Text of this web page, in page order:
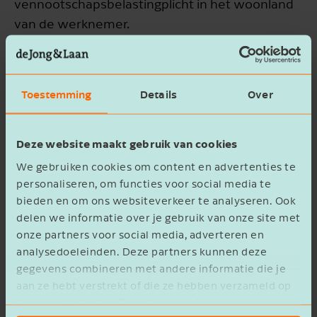
Toestemming Details Over
Deze website maakt gebruik van cookies
We gebruiken cookies om content en advertenties te
personaliseren, om functies voor social media te
bieden en om ons websiteverkeer te analyseren. Ook
delen we informatie over je gebruik van onze site met
onze partners voor social media, adverteren en
analysedoeleinden. Deze partners kunnen deze
gegevens combineren met andere informatie die je
aan ze hebt verstrekt of die ze hebben verzameld op
basis van het gebruik van hun services.
vennootschapsbelastingplicht in het woonland
van de werknemer.
Met deze afspraken sluiten de afspraken voor de
sociale zekerheid en de belastingheffing op
elkaar aan voor werknemers die wonen in
België en werken in Nederland en vice versa.
Overleg met onze adviseurs over de gevolgen in
jouw situatie.
Afspraken belastingheffing
Duitsland?